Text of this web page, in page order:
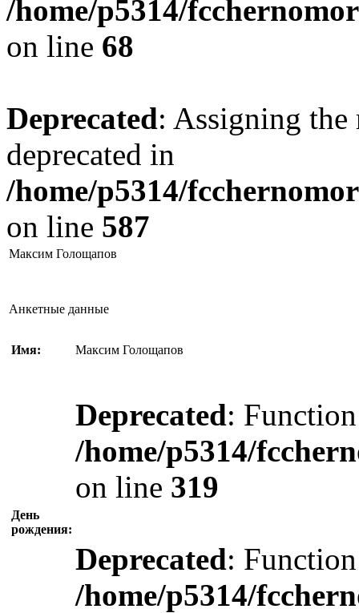
/home/p5314/
on line 68
Deprecated: Assigning the
deprecated in
/home/p5314/
on line 587
Максим Голощапов
Анкетные данные
Имя: Максим Голощапов
День
рождения:
Deprecated:
/home/p5314/
on line 319
Deprecated:
/home/p5314/